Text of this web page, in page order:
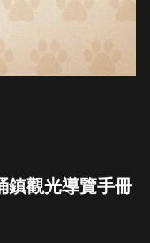
鎮觀光導覽手冊